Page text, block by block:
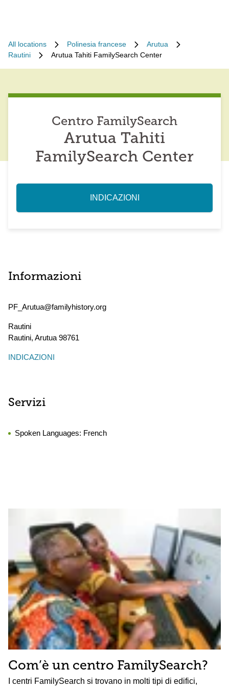
All locations Polinesia francese
Arutua
Rautini
Arutua Tahiti FamilySearch Center
Centro FamilySearch
Arutua Tahiti
FamilySearch Center
INDICAZIONI
Informazioni
PF_Arutua@familyhistory.org
Rautini
Rautini, Arutua 98761
INDICAZIONI
Servizi
Spoken Languages: French
Com’è un centro FamilySearch?
I centri FamilySearch si trovano in molti tipi di edifici,